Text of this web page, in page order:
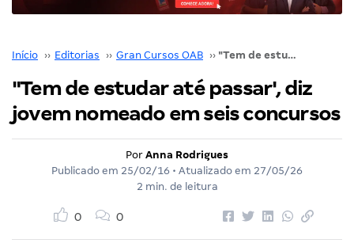
Início ›› Editorias ›› Gran Cursos OAB ›› "Tem de estudar até passar', diz jovem nomeado em seis concursos
"Tem de estudar até passar', diz
jovem nomeado em seis concursos
Por Anna Rodrigues
Publicado em 25/02/16 • Atualizado em 27/05/26
2 min. de leitura
0 0